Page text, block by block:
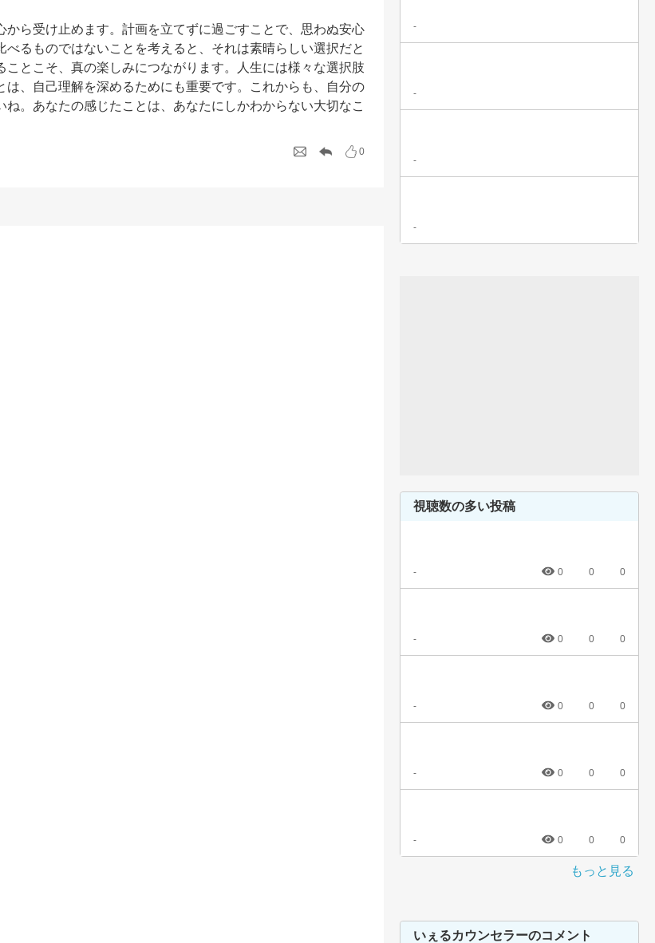
ら受け止めます。計画を立てずに過ごすことで、思わぬ安心
るものではないことを考えると、それは素晴らしい選択だと
とこそ、真の楽しみにつながります。人生には様々な選択肢
、自己理解を深めるためにも重要です。これからも、自分の
。あなたの感じたことは、あなたにしかわからない大切なこ
0
-
-
-
-
視聴数の多い投稿
- 0 0 0
- 0 0 0
- 0 0 0
- 0 0 0
- 0 0 0
もっと見る
いぇるカウンセラーのコメント